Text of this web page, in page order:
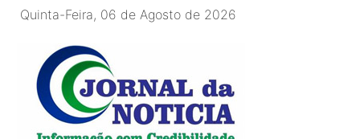
Quinta-Feira, 06 de Agosto de 2026